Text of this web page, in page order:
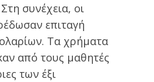
συνέχεια, οι
επιταγή
Τα χρήματα
από τους μαθητές
των έξι